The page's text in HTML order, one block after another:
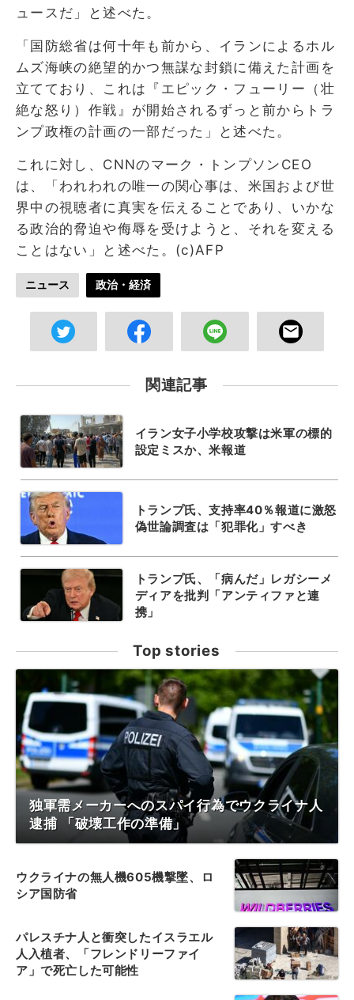
ュースだ」と述べた。
「国防総省は何十年も前から、イランによるホル
ムズ海峡の絶望的かつ無謀な封鎖に備えた計画を
立てており、これは『エピック・フューリー（壮
絶な怒り）作戦』が開始されるずっと前からトラ
ンプ政権の計画の一部だった」と述べた。
これに対し、CNNのマーク・トンプソンCEO
は、「われわれの唯一の関心事は、米国および世
界中の視聴者に真実を伝えることであり、いかな
る政治的脅迫や侮辱を受けようと、それを変える
ことはない」と述べた。(c)AFP
ニュース 政治・経済
関連記事
イラン女子小学校攻撃は米軍の標的
設定ミスか、米報道
トランプ氏、支持率40％報道に激怒
偽世論調査は「犯罪化」すべき
トランプ氏、「病んだ」レガシーメ
ディアを批判「アンティファと連
携」
Top stories
独軍需メーカーへのスパイ行為でウクライナ人
逮捕 「破壊工作の準備」
ウクライナの無人機605機撃墜、ロ
シア国防省
パレスチナ人と衝突したイスラエル
人入植者、「フレンドリーファイ
ア」で死亡した可能性